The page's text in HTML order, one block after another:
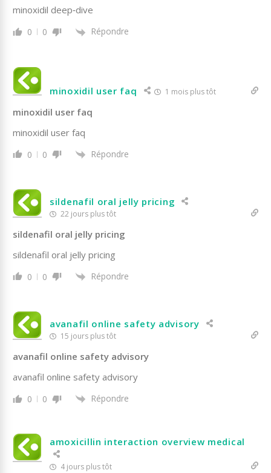
minoxidil deep‑dive
0 0 Répondre
minoxidil user faq 1 mois plus tôt
minoxidil user faq
minoxidil user faq
0 0 Répondre
sildenafil oral jelly pricing
22 jours plus tôt
sildenafil oral jelly pricing
sildenafil oral jelly pricing
0 0 Répondre
avanafil online safety advisory
15 jours plus tôt
avanafil online safety advisory
avanafil online safety advisory
0 0 Répondre
amoxicillin interaction overview medical
4 jours plus tôt